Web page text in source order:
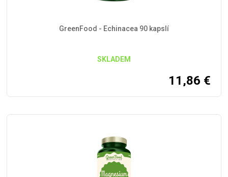
GreenFood - Echinacea 90 kapslí
SKLADEM
11,86 €